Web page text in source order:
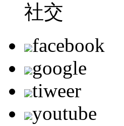
社交
facebook
google
tiweer
youtube